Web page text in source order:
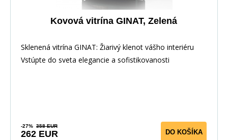
Kovová vitrína GINAT, Zelená
Sklenená vitrína GINAT: Žiarivý klenot vášho interiéru
Vstúpte do sveta elegancie a sofistikovanosti
-27% 358 EUR
262 EUR DO KOŠÍKA